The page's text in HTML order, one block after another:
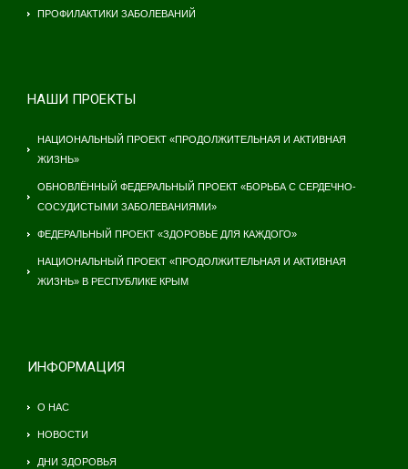
ПРОФИЛАКТИКИ ЗАБОЛЕВАНИЙ
НАШИ ПРОЕКТЫ
НАЦИОНАЛЬНЫЙ ПРОЕКТ «ПРОДОЛЖИТЕЛЬНАЯ И АКТИВНАЯ
ЖИЗНЬ»
ОБНОВЛЁННЫЙ ФЕДЕРАЛЬНЫЙ ПРОЕКТ «БОРЬБА С СЕРДЕЧНО-
СОСУДИСТЫМИ ЗАБОЛЕВАНИЯМИ»
ФЕДЕРАЛЬНЫЙ ПРОЕКТ «ЗДОРОВЬЕ ДЛЯ КАЖДОГО»
НАЦИОНАЛЬНЫЙ ПРОЕКТ «ПРОДОЛЖИТЕЛЬНАЯ И АКТИВНАЯ
ЖИЗНЬ» В РЕСПУБЛИКЕ КРЫМ
ИНФОРМАЦИЯ
О НАС
НОВОСТИ
ДНИ ЗДОРОВЬЯ